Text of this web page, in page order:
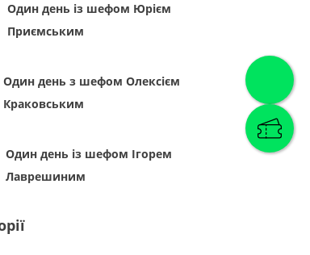
Один день із шефом Юрієм
Приємським
Один день з шефом Олексієм
Краковським
Один день із шефом Ігорем
Лаврешиним